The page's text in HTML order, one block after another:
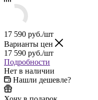
17 590 руб./шт
Варианты цен
17 590 руб./шт
Подробности
Нет в наличии
Нашли дешевле?